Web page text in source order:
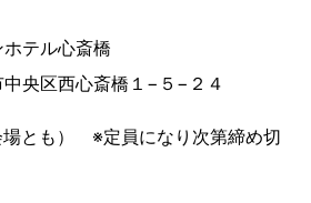
テル心斎橋
心斎橋１−５−２４
とも） ※定員になり次第締め切